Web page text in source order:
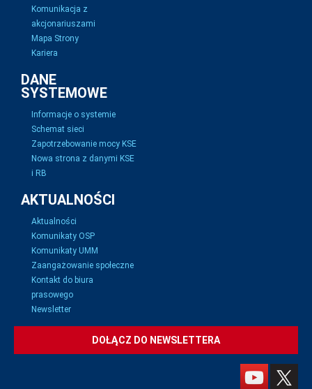
Komunikacja z
akcjonariuszami
Mapa Strony
Kariera
DANE
SYSTEMOWE
Informacje o systemie
Schemat sieci
Zapotrzebowanie mocy KSE
Nowa strona z danymi KSE
i RB
AKTUALNOŚCI
Aktualności
Komunikaty OSP
Komunikaty UMM
Zaangażowanie społeczne
Kontakt do biura
prasowego
Newsletter
DOŁĄCZ DO NEWSLETTERA